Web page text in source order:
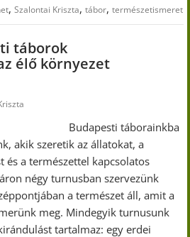
,Szalontai Kriszta,tábor,természetismeret
táborok
élő környezet
Budapesti táborainkba
akik szeretik az állatokat, a
és a természettel kapcsolatos
négy turnusban szervezünk
a természet áll, amit a
meg. Mindegyik turnusunk
tartalmaz: egy erdei